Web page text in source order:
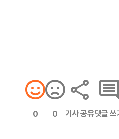
0 0 기사 공유댓글 쓰